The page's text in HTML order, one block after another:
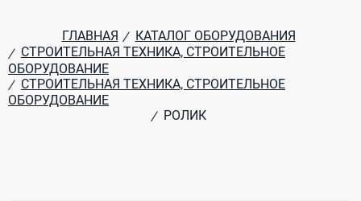
ГЛАВНАЯ / КАТАЛОГ ОБОРУДОВАНИЯ
/ СТРОИТЕЛЬНАЯ ТЕХНИКА, СТРОИТЕЛЬНОЕ
ОБОРУДОВАНИЕ
/ СТРОИТЕЛЬНАЯ ТЕХНИКА, СТРОИТЕЛЬНОЕ
ОБОРУДОВАНИЕ
/ РОЛИК